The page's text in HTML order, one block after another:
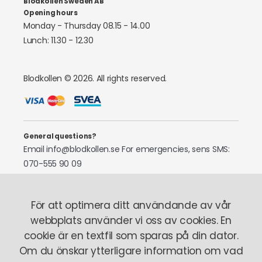
Opening hours
Monday - Thursday 08.15 - 14.00
Lunch: 11.30 - 12.30
Blodkollen © 2026. All rights reserved.
General questions?
Email info@blodkollen.se For emergencies, sens SMS:
070-555 90 09
Laboratory staff
Tel: 070-522 97 87
About us This is how it works Where you can find us
För att optimera ditt användande av vår
webbplats använder vi oss av cookies. En
cookie är en textfil som sparas på din dator.
Om du önskar ytterligare information om vad